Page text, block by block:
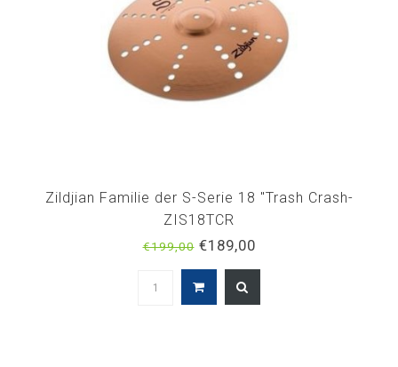
Zildjian Familie der S-Serie 18 "Trash Crash-
ZIS18TCR
€199,00€189,00